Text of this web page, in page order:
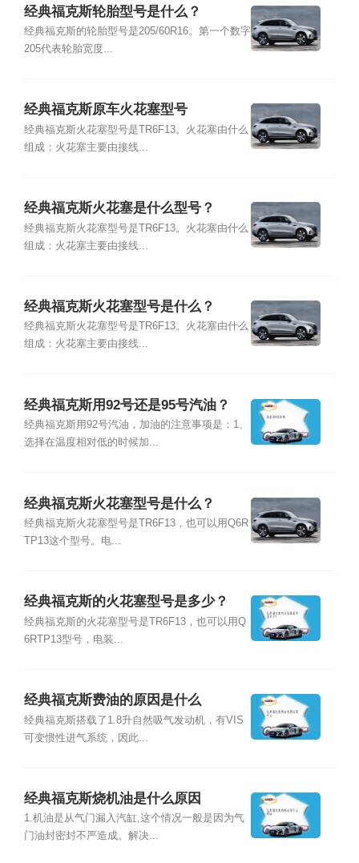
经典福克斯轮胎型号是什么？
经典福克斯的轮胎型号是205/60R16。第一个数字
205代表轮胎宽度...
经典福克斯原车火花塞型号
经典福克斯火花塞型号是TR6F13。火花塞由什么
组成：火花塞主要由接线...
经典福克斯火花塞是什么型号？
经典福克斯火花塞型号是TR6F13。火花塞由什么
组成：火花塞主要由接线...
经典福克斯火花塞型号是什么？
经典福克斯火花塞型号是TR6F13。火花塞由什么
组成：火花塞主要由接线...
经典福克斯用92号还是95号汽油？
经典福克斯用92号汽油，加油的注意事项是：1、
选择在温度相对低的时候加...
经典福克斯火花塞型号是什么？
经典福克斯火花塞型号是TR6F13，也可以用Q6R
TP13这个型号。电...
经典福克斯的火花塞型号是多少？
经典福克斯的火花塞型号是TR6F13，也可以用Q
6RTP13型号，电装...
经典福克斯费油的原因是什么
经典福克斯搭载了1.8升自然吸气发动机，有VIS
可变惯性进气系统，因此...
经典福克斯烧机油是什么原因
1.机油是从气门漏入汽缸,这个情况一般是因为气
门油封密封不严造成。解决...